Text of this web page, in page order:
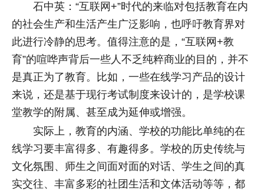
石中英：“互联网+”时代的来临对包括教育在内
的社会生产和生活产生广泛影响，也呼吁教育界对
此进行冷静的思考。值得注意的是，“互联网+教
育”的喧哗声背后一些人不乏纯粹商业的目的，并不
是真正为了教育。比如，一些在线学习产品的设计
来说，还是基于现行考试制度来设计的，是学校课
堂教学的附属、甚至成为延伸或增强。
实际上，教育的内涵、学校的功能比单纯的在
线学习要丰富得多、有趣得多。学校的历史传统与
文化氛围、师生之间面对面的对话、学生之间的真
实交往、丰富多彩的社团生活和文体活动等等，都